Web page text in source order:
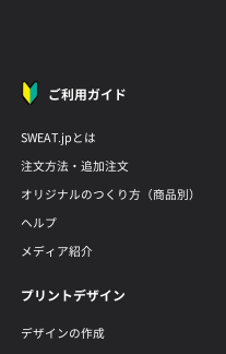
ご利用ガイド
SWEAT.jpとは
注文方法・追加注文
オリジナルのつくり方（商品別）
ヘルプ
メディア紹介
プリントデザイン
デザインの作成